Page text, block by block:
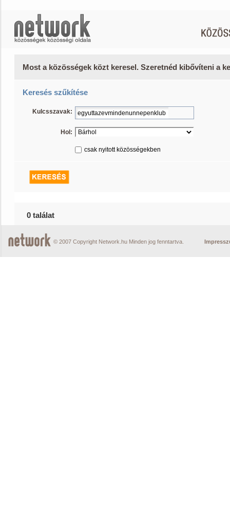
Most a közösségek közt keresel. Szeretnéd kibővíteni a
Keresés szűkítése
Kulcsszavak:
Hol:
csak nyitott közösségekben
0 találat
© 2007 Copyright Network.hu Minden jog fenntartva.